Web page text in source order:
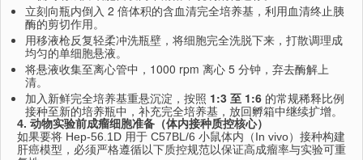
立刻向瓶内倒入 2 倍体积的含血清完全培养基，利用血清终止胰
酶的剪切作用。
用移液枪反复轻柔冲洗瓶壁，将细胞完全洗脱下来，打散调理成
均匀的单细胞悬液。
将悬液收集至离心管中，1000 rpm 离心 5 分钟，弃去酶解上
清。
加入新鲜完全培养基重悬沉淀，按照 1:3 至 1:6 的常规稀释比例
接种至新的培养瓶中，补充完全培养基，放回孵箱中继续扩增。
4. 动物实验前成瘤细胞准备（体内接种质控核心）
如果要将 Hep-56.1D 用于 C57BL/6 小鼠体内（In vivo）接种构建
肝癌模型，必须严格遵循以下质控规范以保证高成瘤率与实验可重